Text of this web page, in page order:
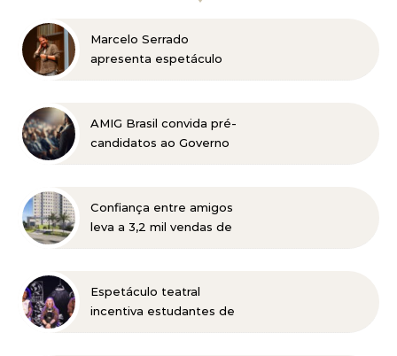
Marcelo Serrado
apresenta espetáculo
AMIG Brasil convida pré-
candidatos ao Governo
para os municípios
mineradores e afetados
Confiança entre amigos
leva a 3,2 mil vendas de
Espetáculo teatral
incentiva estudantes de